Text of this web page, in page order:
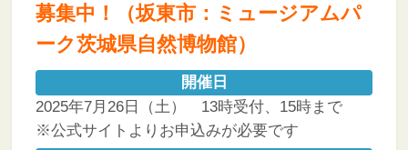
募集中！（坂東市：ミュージアムパ
ーク茨城県自然博物館）
開催日
2025年7月26日（土） 13時受付、15時まで
※公式サイトよりお申込みが必要です